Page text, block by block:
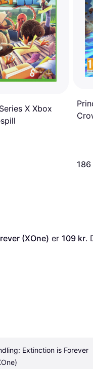
X Xbox
(XOne) er 109 kr.
Extinction is Forever